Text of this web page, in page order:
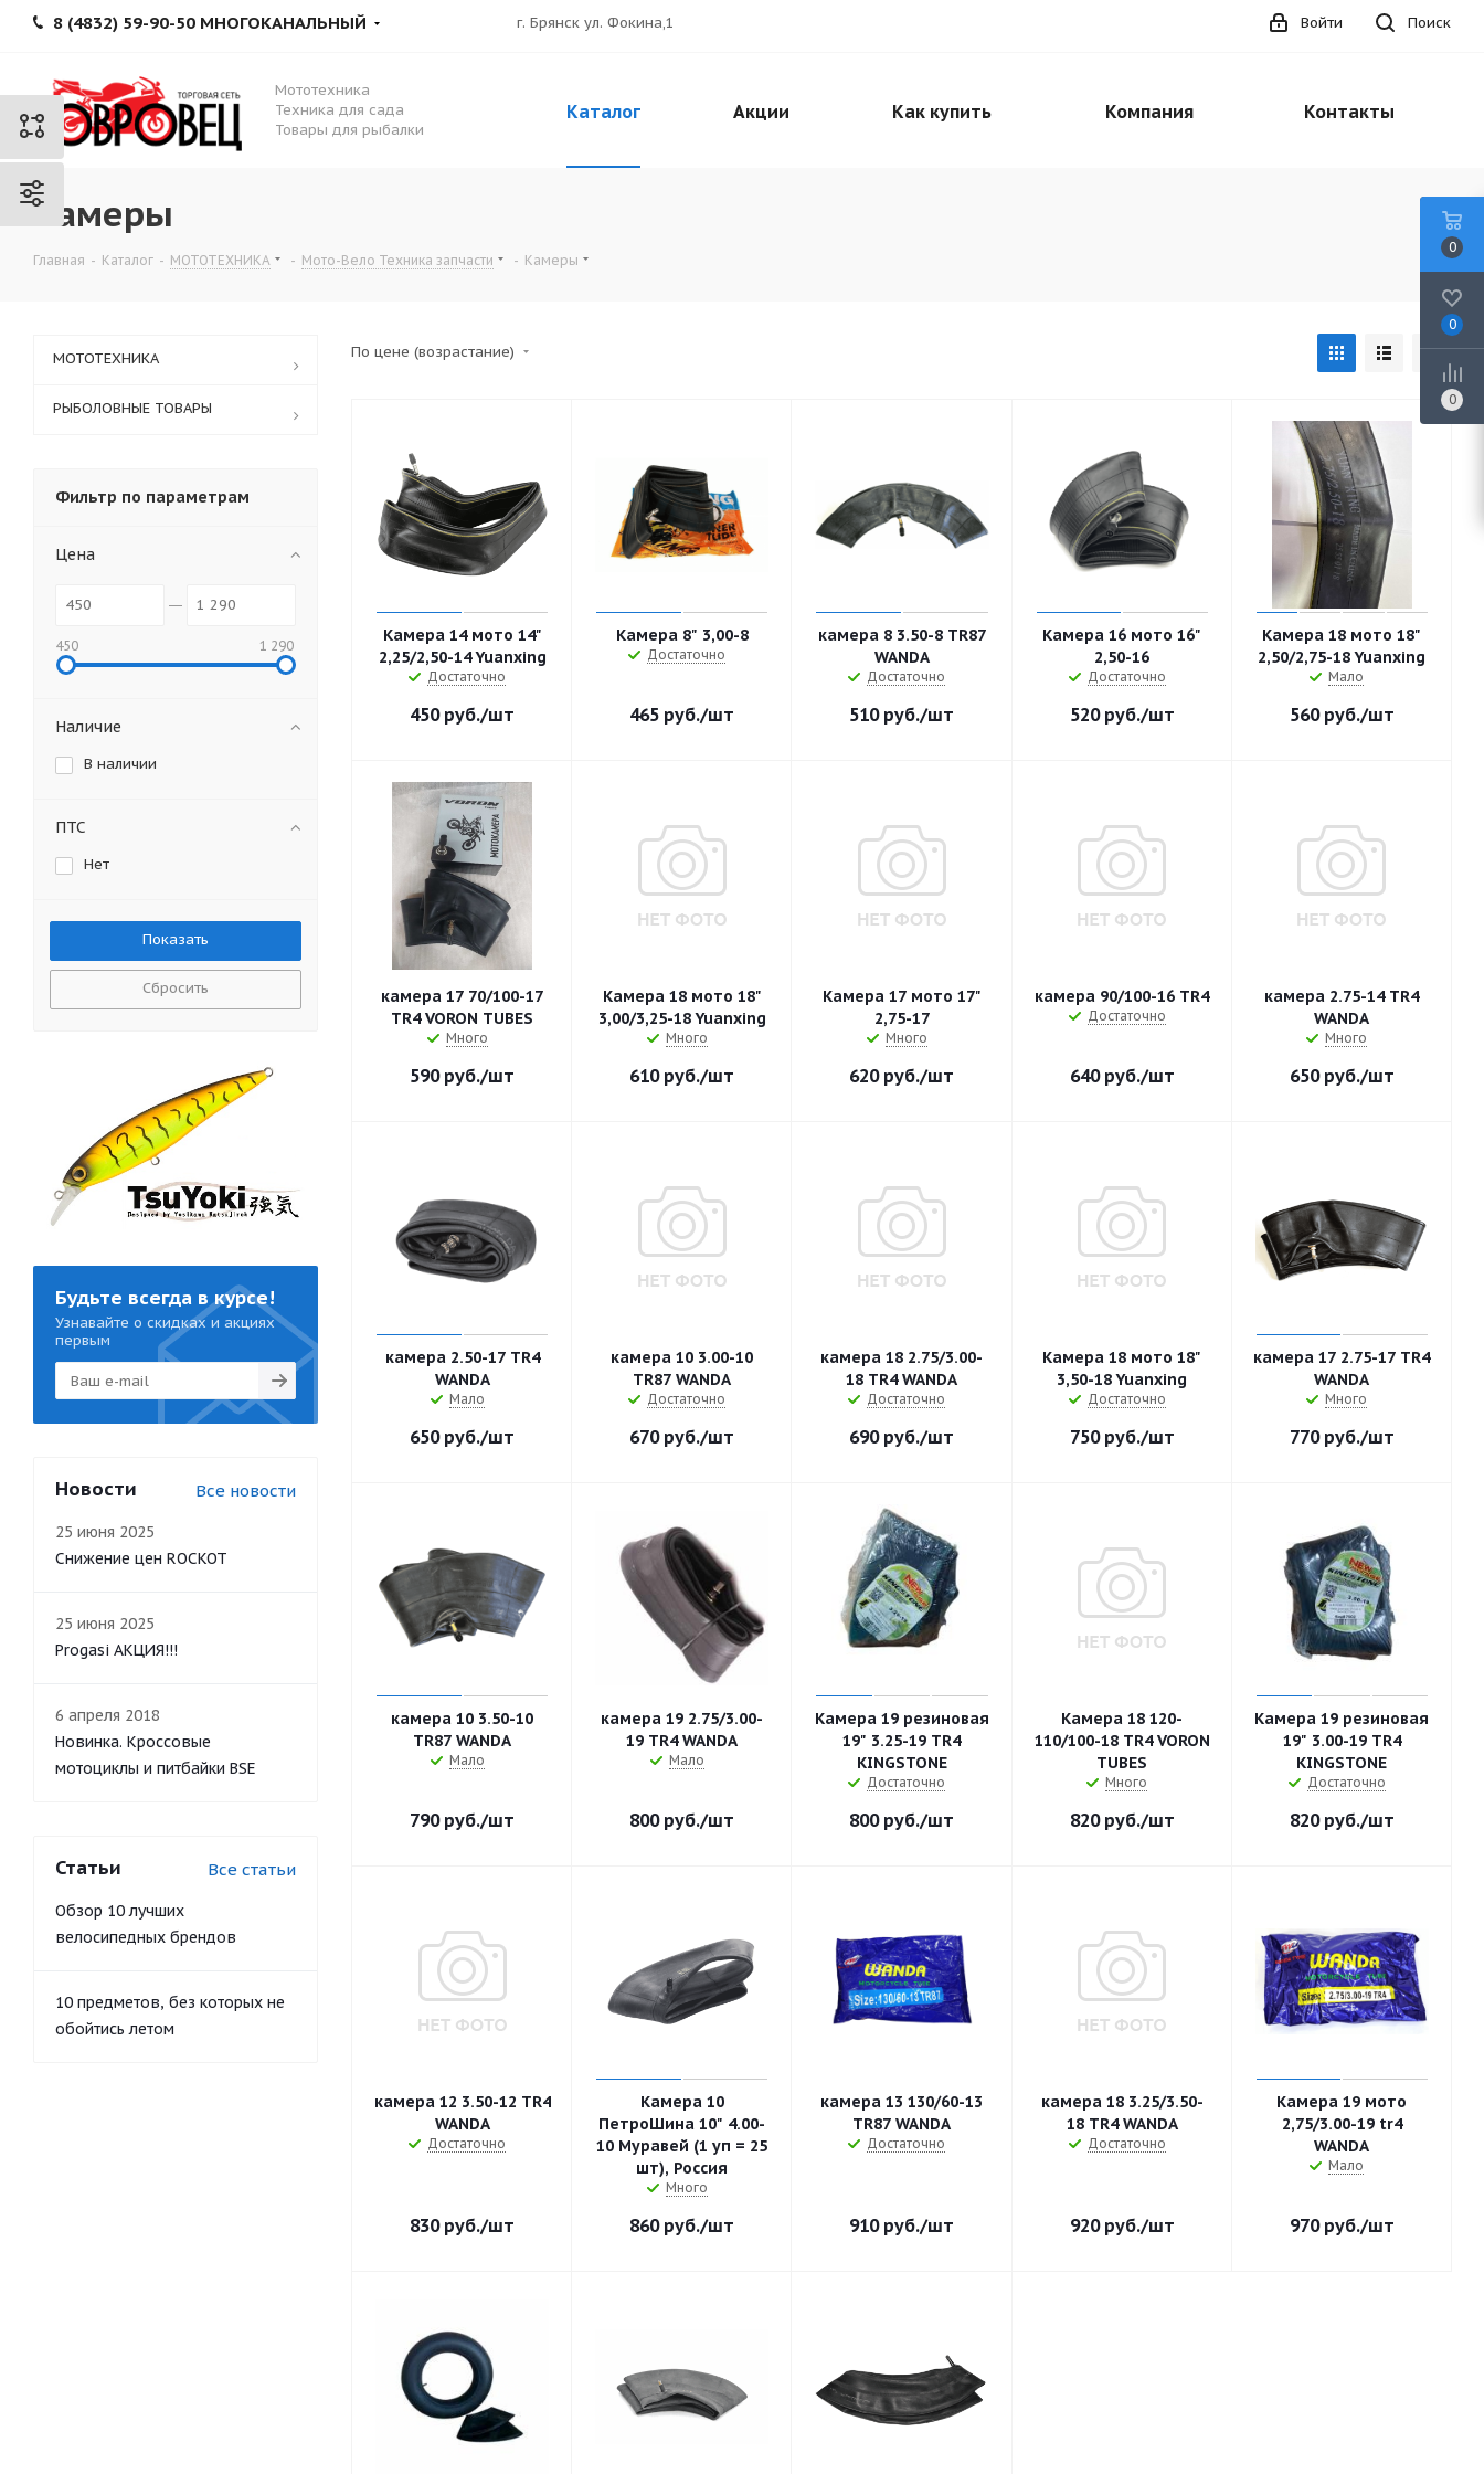
8 (4832) 59-90-50 МНОГОКАНАЛЬНЫЙ г. Брянск ул. Фокина,1 Поиск
Войти
Мототехника
Техника для сада
Товары для рыбалки
Каталог Акции Как купить Компания Контакты
Камеры
Главная - Каталог - МОТОТЕХНИКА - Мото-Вело Техника запчасти - Камеры
По цене (возрастание)
Камера 14 мото 14"
2,25/2,50-14 Yuanxing
Достаточно
450руб./шт
Камера 8" 3,00-8
Достаточно
465 руб./шт
камера 8 3.50-8 TR87
WANDA
Достаточно
510руб./шт
Камера 16 мото 16"
2,50-16
Достаточно
520руб./шт
Камера 18 мото 18"
2,50/2,75-18 Yuanxing
Мало
560руб./шт
камера 17 70/100-17
TR4 VORON TUBES
Много
590руб./шт
Камера 18 мото 18"
3,00/3,25-18 Yuanxing
Много
610руб./шт
Камера 17 мото 17"
2,75-17
Много
620руб./шт
камера 90/100-16 TR4
Достаточно
640руб./шт
камера 2.75-14 TR4
WANDA
Много
650руб./шт
камера 2.50-17 TR4
WANDA
Мало
650руб./шт
камера 10 3.00-10
TR87 WANDA
Достаточно
670руб./шт
камера 18 2.75/3.00-
18 TR4 WANDA
Достаточно
690руб./шт
Камера 18 мото 18"
3,50-18 Yuanxing
Достаточно
750руб./шт
камера 17 2.75-17 TR4
WANDA
Много
770руб./шт
камера 10 3.50-10
TR87 WANDA
Мало
790руб./шт
камера 19 2.75/3.00-
19 TR4 WANDA
Мало
800руб./шт
Камера 19 резиновая
19" 3.25-19 TR4
KINGSTONE
Достаточно
800руб./шт
Камера 18 120-
110/100-18 TR4 VORON
TUBES
Много
820руб./шт
Камера 19 резиновая
19" 3.00-19 TR4
KINGSTONE
Достаточно
820руб./шт
камера 12 3.50-12 TR4
WANDA
Достаточно
830руб./шт
Камера 10
ПетроШина 10" 4.00-
10 Муравей (1 уп = 25
шт), Россия
Много
860руб./шт
камера 13 130/60-13
TR87 WANDA
Достаточно
910руб./шт
камера 18 3.25/3.50-
18 TR4 WANDA
Достаточно
920руб./шт
Камера 19 мото
2,75/3.00-19 tr4
WANDA
Мало
970руб./шт
МОТОТЕХНИКА
РЫБОЛОВНЫЕ ТОВАРЫ
Фильтр по параметрам
Цена
450 1 290
Наличие
В наличии
ПТС
Нет
Сбросить
Будьте всегда в курсе!
Узнавайте о скидках и акциях
первым
Новости Все новости
25 июня 2025
Снижение цен ROCKOT
25 июня 2025
Progasi АКЦИЯ!!!
6 апреля 2018
Новинка. Кроссовые
мотоциклы и питбайки BSE
Статьи Все статьи
Обзор 10 лучших
велосипедных брендов
10 предметов, без которых не
обойтись летом
0
0
0